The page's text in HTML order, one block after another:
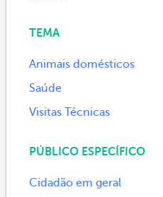
TEMA
Animais domésticos
Saúde
Visitas Técnicas
PÚBLICO ESPECÍFICO
Cidadão em geral